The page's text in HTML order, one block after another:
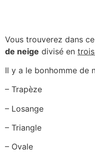
Vous trouverez dans
de neige divisé en
Il y a le bonhomme de
– Trapèze
– Losange
– Triangle
– Ovale